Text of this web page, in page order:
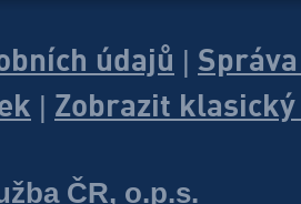
údajů |
| Zobrazit
ČR, o.p.s.